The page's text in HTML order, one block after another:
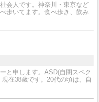
会人です。神奈川・東京など
歩いてます。食べ歩き、飲み
と申します。ASD(自閉スペク
現在38歳です。20代の頃は、自